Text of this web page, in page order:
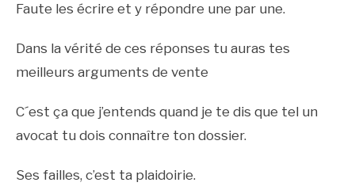
Faute les écrire et y répondre une par une.
Dans la vérité de ces réponses tu auras tes
meilleurs arguments de vente
C´est ça que j’entends quand je te dis que tel un
avocat tu dois connaître ton dossier.
Ses failles, c’est ta plaidoirie.